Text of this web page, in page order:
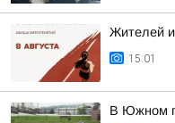
Жителей и
15:01
В Южном